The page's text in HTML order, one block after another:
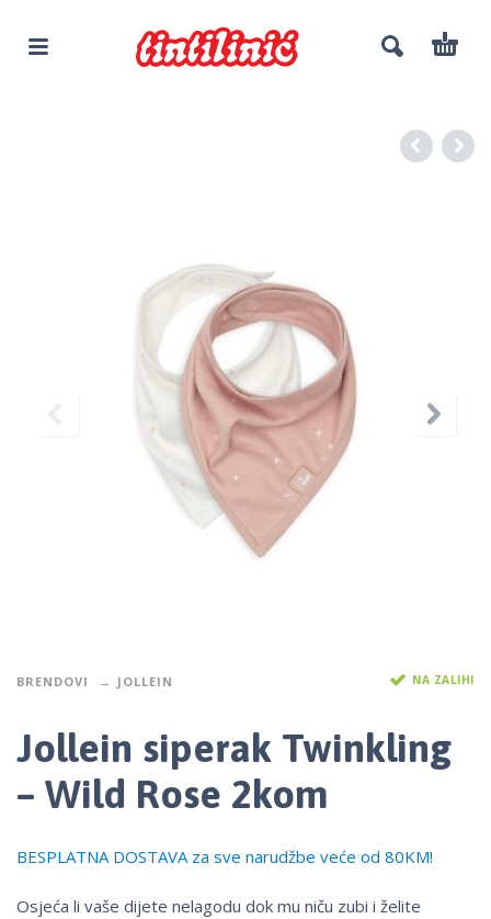
BRENDOVI JOLLEIN NA ZALIHI
Jollein siperak Twinkling
– Wild Rose 2kom
BESPLATNA DOSTAVA za sve narudžbe veće od 80KM!
Osjeća li vaše dijete nelagodu dok mu niču zubi i želite